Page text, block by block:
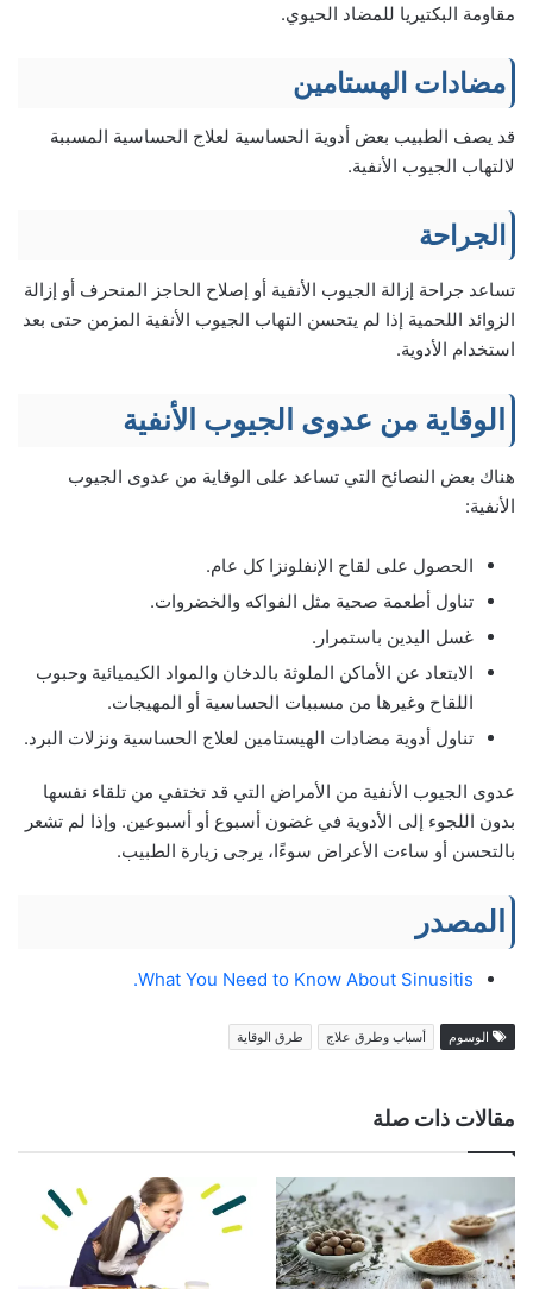
مقاومة البكتيريا للمضاد الحيوي.
مضادات الهستامين
قد يصف الطبيب بعض أدوية الحساسية لعلاج الحساسية المسببة
لالتهاب الجيوب الأنفية.
الجراحة
تساعد جراحة إزالة الجيوب الأنفية أو إصلاح الحاجز المنحرف أو إزالة
الزوائد اللحمية إذا لم يتحسن التهاب الجيوب الأنفية المزمن حتى بعد
استخدام الأدوية.
الوقاية من عدوى الجيوب الأنفية
هناك بعض النصائح التي تساعد على الوقاية من عدوى الجيوب
الأنفية:
الحصول على لقاح الإنفلونزا كل عام.
تناول أطعمة صحية مثل الفواكه والخضروات.
غسل اليدين باستمرار.
الابتعاد عن الأماكن الملوثة بالدخان والمواد الكيميائية وحبوب
اللقاح وغيرها من مسببات الحساسية أو المهيجات.
تناول أدوية مضادات الهيستامين لعلاج الحساسية ونزلات البرد.
عدوى الجيوب الأنفية من الأمراض التي قد تختفي من تلقاء نفسها
بدون اللجوء إلى الأدوية في غضون أسبوع أو أسبوعين. وإذا لم تشعر
بالتحسن أو ساءت الأعراض سوءًا، يرجى زيارة الطبيب.
المصدر
What You Need to Know About Sinusitis.
الوسوم أسباب وطرق علاج طرق الوقاية
مقالات ذات صلة